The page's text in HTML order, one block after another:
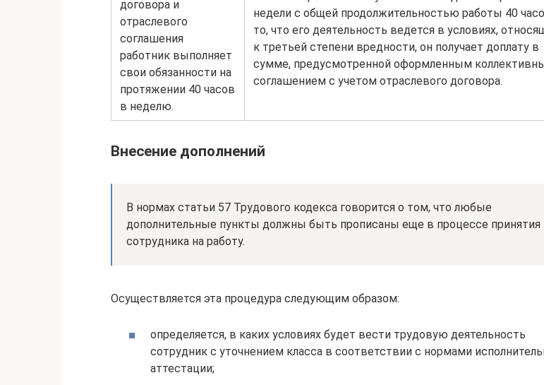
договора и
отраслевого
соглашения
работник выполняет
свои обязанности на
протяжении 40 часов
в неделю.
недели с общей продолжительностью работы 40
то, что его деятельность ведется в условиях,
к третьей степени вредности, он получает доплату в
сумме, предусмотренной оформленным
соглашением с учетом отраслевого договора.
Внесение дополнений
В нормах статьи 57 Трудового кодекса говорится о том, что любые
дополнительные пункты должны быть прописаны еще в процессе принятия
сотрудника на работу.
Осуществляется эта процедура следующим образом:
определяется, в каких условиях будет вести трудовую деятельность
сотрудник с уточнением класса в соответствии с нормами
аттестации;